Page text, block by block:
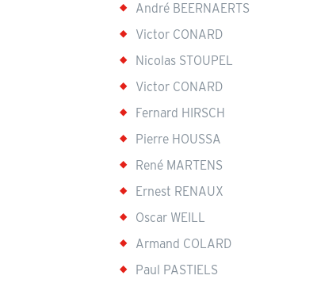
André BEERNAERTS
Victor CONARD
Nicolas STOUPEL
Victor CONARD
Fernard HIRSCH
Pierre HOUSSA
René MARTENS
Ernest RENAUX
Oscar WEILL
Armand COLARD
Paul PASTIELS